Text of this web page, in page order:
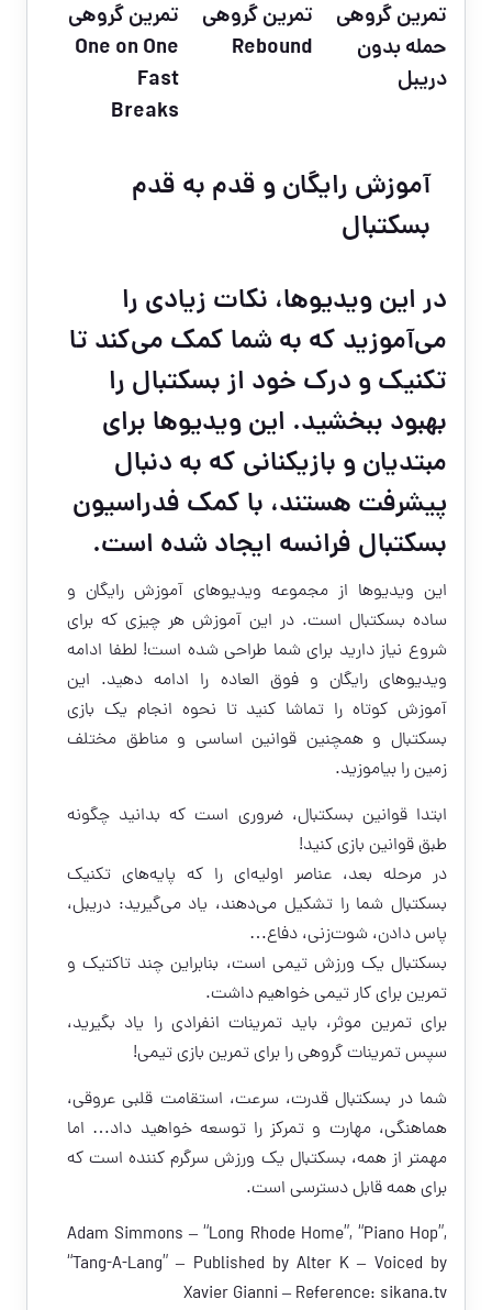
تمرین گروهی
حمله بدون
دریبل
تمرین گروهی
Rebound
تمرین گروهی
One on One
Fast
Breaks
آموزش رایگان و قدم به قدم
بسکتبال
در این ویدیوها، نکات زیادی را
می‌آموزید که به شما کمک می‌کند تا
تکنیک و درک خود از بسکتبال را
بهبود ببخشید. این ویدیوها برای
مبتدیان و بازیکنانی که به دنبال
پیشرفت هستند، با کمک فدراسیون
بسکتبال فرانسه ایجاد شده است.
این ویدیو‌ها از مجموعه ویدیوهای آموزش رایگان و
ساده بسکتبال است. در این آموزش هر چیزی که برای
شروع نیاز دارید برای شما طراحی شده است! لطفا ادامه
ویدیوهای رایگان و فوق العاده را ادامه دهید. این
آموزش کوتاه را تماشا کنید تا نحوه انجام یک بازی
بسکتبال و همچنین قوانین اساسی و مناطق مختلف
زمین را بیاموزید.
ابتدا قوانین بسکتبال، ضروری است که بدانید چگونه
طبق قوانین بازی کنید!
در مرحله بعد، عناصر اولیه‌ای را که پایه‌های تکنیک
بسکتبال شما را تشکیل می‌دهند، یاد می‌گیرید: دریبل،
پاس دادن، شوت‌زنی، دفاع…
بسکتبال یک ورزش تیمی است، بنابراین چند تاکتیک و
تمرین برای کار تیمی خواهیم داشت.
برای تمرین موثر، باید تمرینات انفرادی را یاد بگیرید،
سپس تمرینات گروهی را برای تمرین بازی تیمی!
شما در بسکتبال قدرت، سرعت، استقامت قلبی عروقی،
هماهنگی، مهارت و تمرکز را توسعه خواهید داد… اما
مهمتر از همه، بسکتبال یک ورزش سرگرم کننده است که
برای همه قابل دسترسی است.
Adam Simmons – “Long Rhode Home”, “Piano Hop”,
“Tang-A-Lang” – Published by Alter K – Voiced by
Xavier Gianni – Reference: sikana.tv